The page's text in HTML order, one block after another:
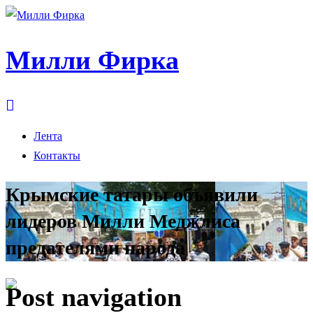
Милли Фирка
Лента
Контакты
Крымские татары объявили
лидеров Милли Меджлиса
предателями народа
Post navigation